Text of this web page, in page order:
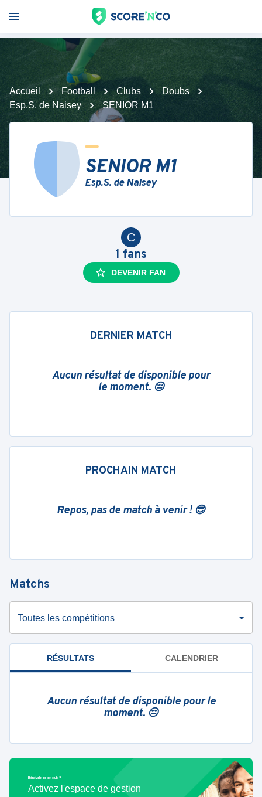
Accueil Football Clubs
Doubs
Esp.S. de Naisey
SENIOR M1
SENIOR M1
Esp.S. de Naisey
C
1 fans
DEVENIR FAN
DERNIER MATCH
Aucun résultat de disponible pour
le moment. 😔
PROCHAIN MATCH
Repos, pas de match à venir ! 😎
Matchs
Toutes les compétitions
RÉSULTATS CALENDRIER
Aucun résultat de disponible pour le
moment. 😔
Bénévole de ce club ?
Activez l'espace de gestion